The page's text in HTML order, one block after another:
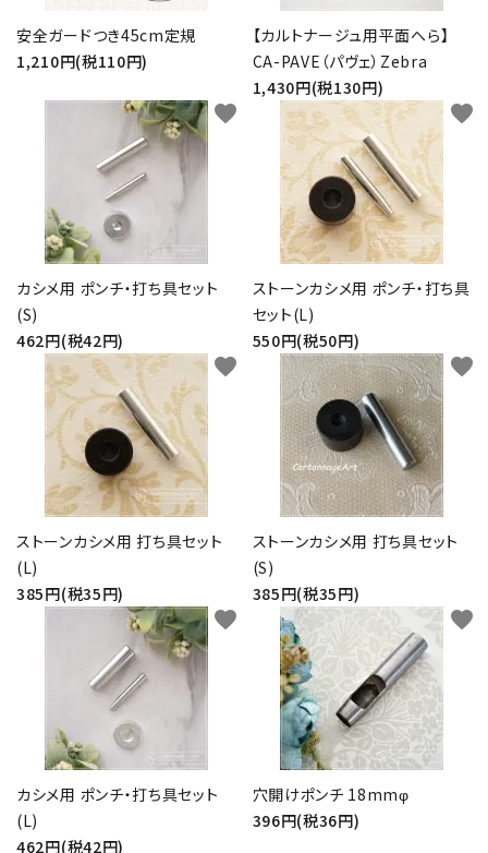
安全ガードつき45cm定規
1,210円(税110円)
【カルトナージュ用平面へら】
CA-PAVE（パヴェ）Zebra
1,430円(税130円)
カシメ用 ポンチ・打ち具セット
(S)
462円(税42円)
favorite
ストーンカシメ用 ポンチ・打ち具
セット(L)
550円(税50円)
favorite
ストーンカシメ用 打ち具セット
(L)
385円(税35円)
favorite
ストーンカシメ用 打ち具セット
(S)
385円(税35円)
favorite
カシメ用 ポンチ・打ち具セット
(L)
462円(税42円)
favorite
穴開けポンチ 18mmφ
396円(税36円)
favorite